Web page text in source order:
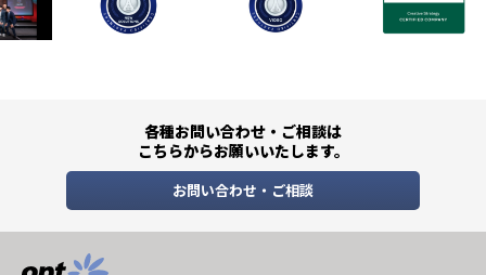
各種お問い合わせ・ご相談は
こちらからお願いいたします。
お問い合わせ・ご相談